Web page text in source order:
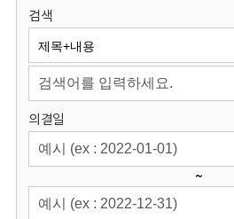
원
회
검색
의결일
~